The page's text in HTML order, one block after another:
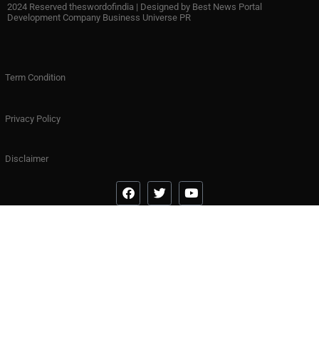
2024 Reserved theswordofindia | Designed by Best News Portal
Development Company Business Universe PR
Term Condition
Privacy Policy
Disclaimer